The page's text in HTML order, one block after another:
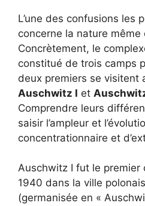
L’une des confusions les
concerne la nature même
Concrètement, le
constitué de trois camps
deux premiers se visitent
Auschwitz I et
Comprendre leurs
saisir l’ampleur et
concentrationnaire et
Auschwitz I fut le premier
1940 dans la ville
(germanisée en «